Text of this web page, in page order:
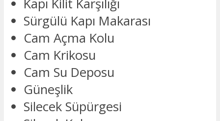
Kapı Kilit Karşılığı
Sürgülü Kapı Makarası
Cam Açma Kolu
Cam Krikosu
Cam Su Deposu
Güneşlik
Silecek Süpürgesi